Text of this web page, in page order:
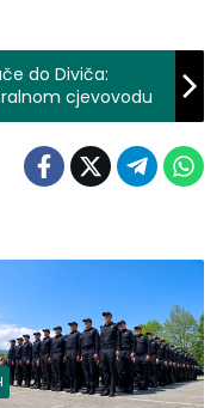
do Diviča:
cjevovodu